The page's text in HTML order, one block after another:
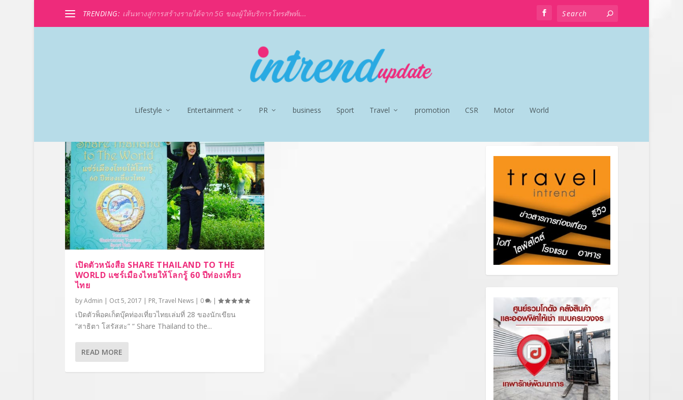
TRENDING: เส้นทางสู่การสร้างรายได้จาก 5G ของผู้ให้บริการโทรศัพท์เ...
Lifestyle Entertainment PR business Sport Travel promotion CSR Motor World
เปิดตัวหนังสือ
เปิดตัวหนังสือ SHARE THAILAND TO THE
WORLD แชร์เมืองไทยให้โลกรู้ 60 ปีท่องเที่ยว
ไทย
byAdmin | Oct 5, 2017 | PR, Travel News| 0 |
เปิดตัวพ็อคเก็ตบุ๊คท่องเที่ยวไทยเล่มที่ 28 ของนักเขียน
“สาธิตา โสรัสสะ” “ Share Thailand to the...
READ MORE